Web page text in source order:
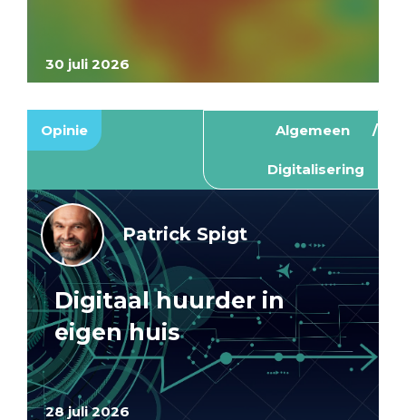
30 juli 2026
Opinie Algemeen
Digitalisering
28 juli 2026
Patrick Spigt
Digitaal huurder in
eigen huis